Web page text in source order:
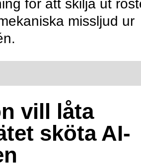
för att skilja ut
missljud ur
vill låta
sköta AI-